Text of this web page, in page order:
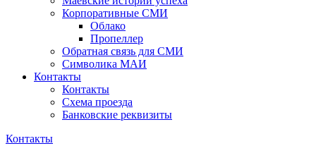
Корпоративные СМИ
Облако
Пропеллер
Обратная связь для СМИ
Символика МАИ
Контакты
Контакты
Схема проезда
Банковские реквизиты
Контакты